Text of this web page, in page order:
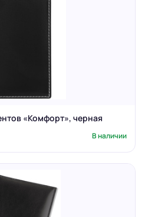
«Комфорт», черная
В наличии